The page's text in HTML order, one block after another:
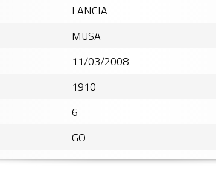
LANCIA
MUSA
11/03/2008
1910
6
GO